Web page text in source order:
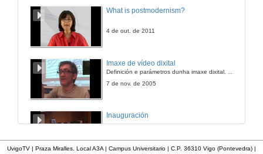
5 de maio de 2009
What is postmodernism?
4 de out. de 2011
Imaxe de vídeo dixital
Definición e parámetros dunha imaxe dixital. Resolución e Aspecto. Profundidade da cor. Compresión. Frame por segundo. Entrelazado. Campos, cadros
7 de nov. de 2005
Inauguración
UvigoTV | Praza Miralles. Local A3A | Campus Universitario | C.P. 36310 Vigo (Pontevedra) |